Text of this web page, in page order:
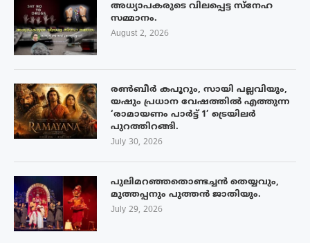
അധ്യാപകരുടെ വിലപ്പെട്ട സ്നേഹ
സമ്മാനം.
August 2, 2026
രൺബീർ കപൂറും, സായി പല്ലവിയും,
യഷും പ്രധാന വേഷത്തിൽ എത്തുന്ന
‘രാമായണം പാർട്ട് 1’ ട്രെയിലർ
പുറത്തിറങ്ങി.
July 30, 2026
പുലിമറഞ്ഞതൊണ്ടച്ചൻ തെയ്യവും,
മുത്തപ്പനും പുത്തൻ ജാതിയും.
July 29, 2026